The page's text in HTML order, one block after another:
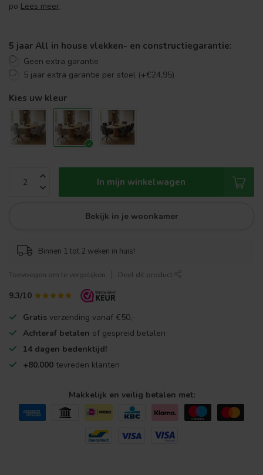
po Lees meer.
5 jaar All in house vlekken- en constructiegarantie:
Geen extra garantie
5 jaar extra garantie per stoel (+€24,95)
Kies uw kleur
In mijn winkelwagen
Bekijk in je woonkamer
Binnen 1 tot 2 weken in huis!
Toevoegen om te vergelijken Deel dit product
9.3/10
Gratis verzending vanaf €50,-
Achteraf betalen of gespreid betalen
14 dagen bedenktijd!
+80.000 tevreden klanten
Makkelijk en veilig betalen met: